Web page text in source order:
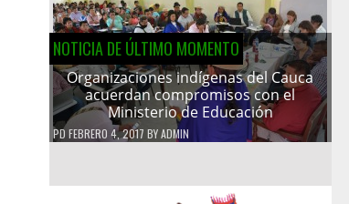
NOTICIA DE ÚLTIMO MOMENTO
Organizaciones indígenas del Cauca
acuerdan compromisos con el
Ministerio de Educación
PD FEBRERO 4, 2017 BYADMIN